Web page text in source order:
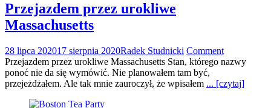
Przejazdem przez urokliwe
Massachusetts
28 lipca 202017 sierpnia 2020Radek Studnicki Comment
Przejazdem przez urokliwe Massachusetts Stan, którego nazwy
ponoć nie da się wymówić. Nie planowałem tam być,
przejeżdżałem. Ale tak mnie zauroczył, że wpisałem ... [czytaj]